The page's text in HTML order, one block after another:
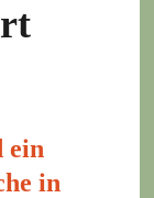
ein
in